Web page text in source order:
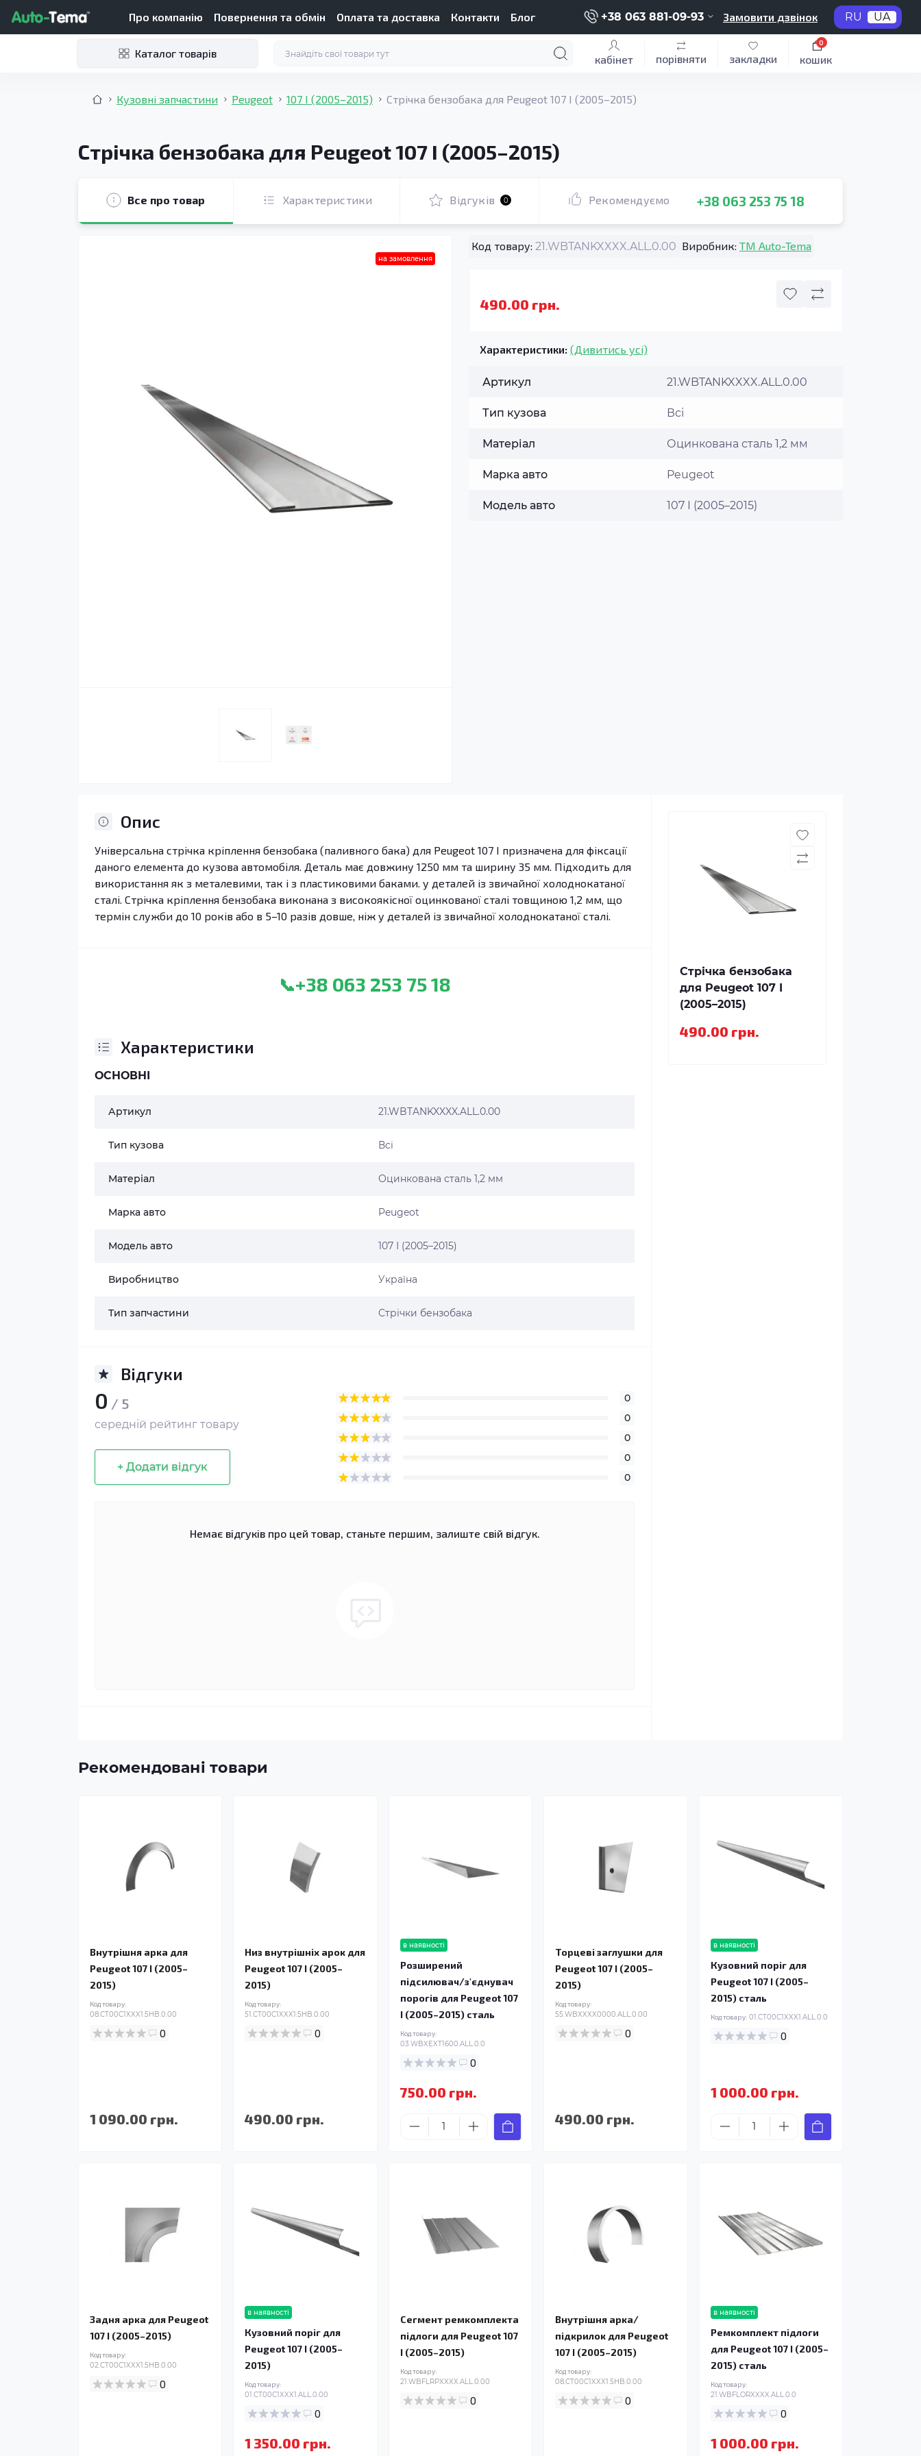
Про компанію Повернення та обмін Оплата та доставка Контакти Блог +38 063 881-09-93 Замовити дзвінок RU UA
Каталог товарів кабінет порівняти закладки кошик
0
Кузовні запчастини Peugeot 107 І (2005–2015) Стрічка бензобака для Peugeot 107 I (2005–2015)
Стрічка бензобака для Peugeot 107 I (2005–2015)
Все про товар Характеристики Відгуків 0 Рекомендуємо +38 063 253 75 18
на замовлення
Код товару: 21.WBTANKXXXX.ALL.0.00 Виробник: TM Auto-Tema
490.00 грн.
Характеристики: (Дивитись усі)
Артикул 21.WBTANKXXXX.ALL.0.00
Тип кузова Всі
Матеріал Оцинкована сталь 1,2 мм
Марка авто Peugeot
Модель авто 107 І (2005–2015)
Опис
Універсальна стрічка кріплення бензобака (паливного бака) для Peugeot 107 I призначена для фіксації
даного елемента до кузова автомобіля. Деталь має довжину 1250 мм та ширину 35 мм. Підходить для
використання як з металевими, так і з пластиковими баками. у деталей із звичайної холоднокатаної
сталі. Стрічка кріплення бензобака виконана з високоякісної оцинкованої сталі товщиною 1,2 мм, що
термін служби до 10 років або в 5–10 разів довше, ніж у деталей із звичайної холоднокатаної сталі.
📞+38 063 253 75 18
Характеристики
ОСНОВНІ
Артикул 21.WBTANKXXXX.ALL.0.00
Тип кузова Всі
Матеріал Оцинкована сталь 1,2 мм
Марка авто Peugeot
Модель авто 107 І (2005–2015)
Виробництво Україна
Тип запчастини Стрічки бензобака
Відгуки
0 / 5
середній рейтинг товару
+ Додати відгук
0
0
0
0
0
Немає відгуків про цей товар, станьте першим, залиште свій відгук.
Стрічка бензобака
для Peugeot 107 I
(2005–2015)
490.00 грн.
Рекомендовані товари
Внутрішня арка для
Peugeot 107 I (2005–
2015)
Код товару:
08.CT00C1XXX1.5HB.0.00
0
1 090.00 грн.
Низ внутрішніх арок для
Peugeot 107 I (2005–
2015)
Код товару:
51.CT00C1XXX1.5HB.0.00
0
490.00 грн.
в наявності
Розширений
підсилювач/з'єднувач
порогів для Peugeot 107
I (2005–2015) сталь
Код товару:
03.WBXEXT1600.ALL.0.0
0
750.00 грн.
Торцеві заглушки для
Peugeot 107 I (2005–
2015)
Код товару:
55.WBXXXX0000.ALL.0.00
0
490.00 грн.
в наявності
Кузовний поріг для
Peugeot 107 I (2005–
2015) сталь
Код товару: 01.CT00C1XXX1.ALL.0.0
0
1 000.00 грн.
Задня арка для Peugeot
107 I (2005–2015)
Код товару:
02.CT00C1XXX1.5HB.0.00
0
в наявності
Кузовний поріг для
Peugeot 107 I (2005–
2015)
Код товару:
01.CT00C1XXX1.ALL.0.00
0
1 350.00 грн.
Сегмент ремкомплекта
підлоги для Peugeot 107
I (2005–2015)
Код товару:
21.WBFLRPXXXX.ALL.0.00
0
Внутрішня арка/
підкрилок для Peugeot
107 I (2005–2015)
Код товару:
08.CT00C1XXX1.5HB.0.00
0
в наявності
Ремкомплект підлоги
для Peugeot 107 I (2005–
2015) сталь
Код товару:
21.WBFLORXXXX.ALL.0.0
0
1 000.00 грн.